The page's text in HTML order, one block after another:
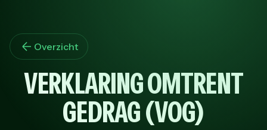
Overzicht
VERKLARING OMTRENT
GEDRAG (VOG)